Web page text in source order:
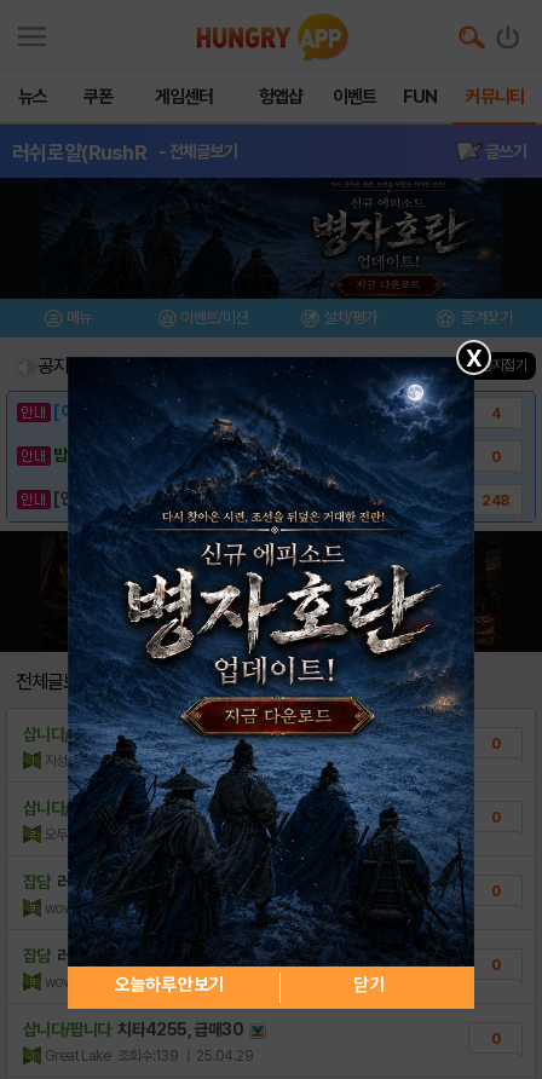
뉴스 쿠폰 게임센터 헝앱샵 이벤트 FUN 커뮤니티
러쉬로얄(RushR - 전체글보기 글쓰기
메뉴 이벤트/미션 설치/평가 즐겨찾기
공지사항 진행중인 이벤트 건 ▲ 공지접기
[이벤트] 웃음으로 매일매일 해피! 유머 게시.. 4
밥알이의 헝앱통신 ⑲ “밥알이, 드디어 멀티를.. 0
[안내] 헝그리앱 필수 상식! 밥알 획득 안내.. 248
전체글보기
삽니다/팝니다 러쉬로얄 치명 2219 환생4 올영웅 만렙 집..
지성오GG8K 조회수:38 | 26.05.13
0
삽니다/팝니다 계정 삽니다
오두방정소녀 조회수:46 | 25.10.23
0
잡담 러쉬로얄 준스펙계정 급처(오늘까지만)
wowmas 조회수:189 | 25.06.05
0
잡담 러쉬로얄 준스펙 계정 팝니다
wowmas 조회수:86 | 25.05.20
0
삽니다/팝니다 치타4255, 급매30
Great Lake 조회수:139 | 25.04.29
0
X
오늘하루 안보기 닫기